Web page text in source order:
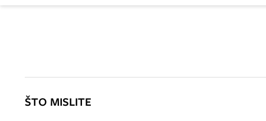
ŠTO MISLITE